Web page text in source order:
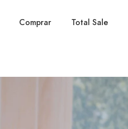
Comprar Total Sale